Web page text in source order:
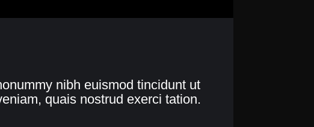
nibh euismod tincidunt ut
quais nostrud exerci tation.